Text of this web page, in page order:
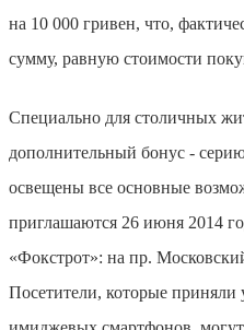
на 10 000 гривен, что,
сумму, равную стоимости
Специально для столичных
дополнительный бонус -
освещены все основные
приглашаются 26 июня 2014
«Фокстрот»: на пр.
Посетители, которые приняли